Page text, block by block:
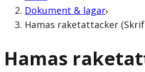
Dokument & lagar
Hamas raketattacker
Hamas